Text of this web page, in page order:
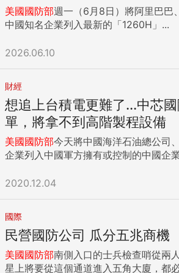
美國國防部週一（6月8日）將阿里巴巴
中國知名企業列入最新的「1260H」...
2026.06.10
財經
想追上台積電更難了...中芯
單，將拿不到高階製程設備
美國國防部今天將中國海洋石油總公司
企業列入中國軍方擁有或控制的中國企
2020.12.04
國際
民營國防公司 瓜分五兆商機
美國國防部南側入口的士兵檢查哨從兩
星上將要從這個通道進入五角大廈，都